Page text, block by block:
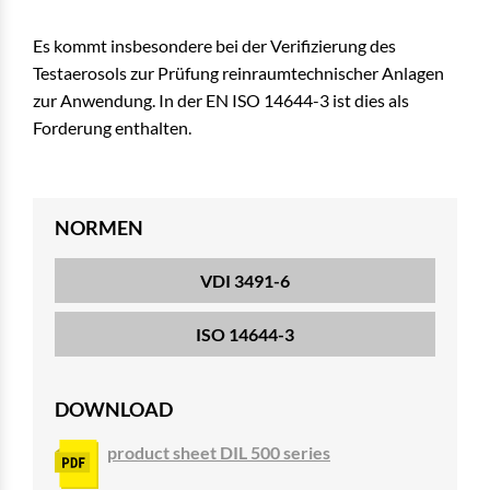
Es kommt insbesondere bei der Verifizierung des
Testaerosols zur Prüfung reinraumtechnischer Anlagen
zur Anwendung. In der EN ISO 14644-3 ist dies als
Forderung enthalten.
NORMEN
VDI 3491-6
ISO 14644-3
DOWNLOAD
product sheet DIL 500 series